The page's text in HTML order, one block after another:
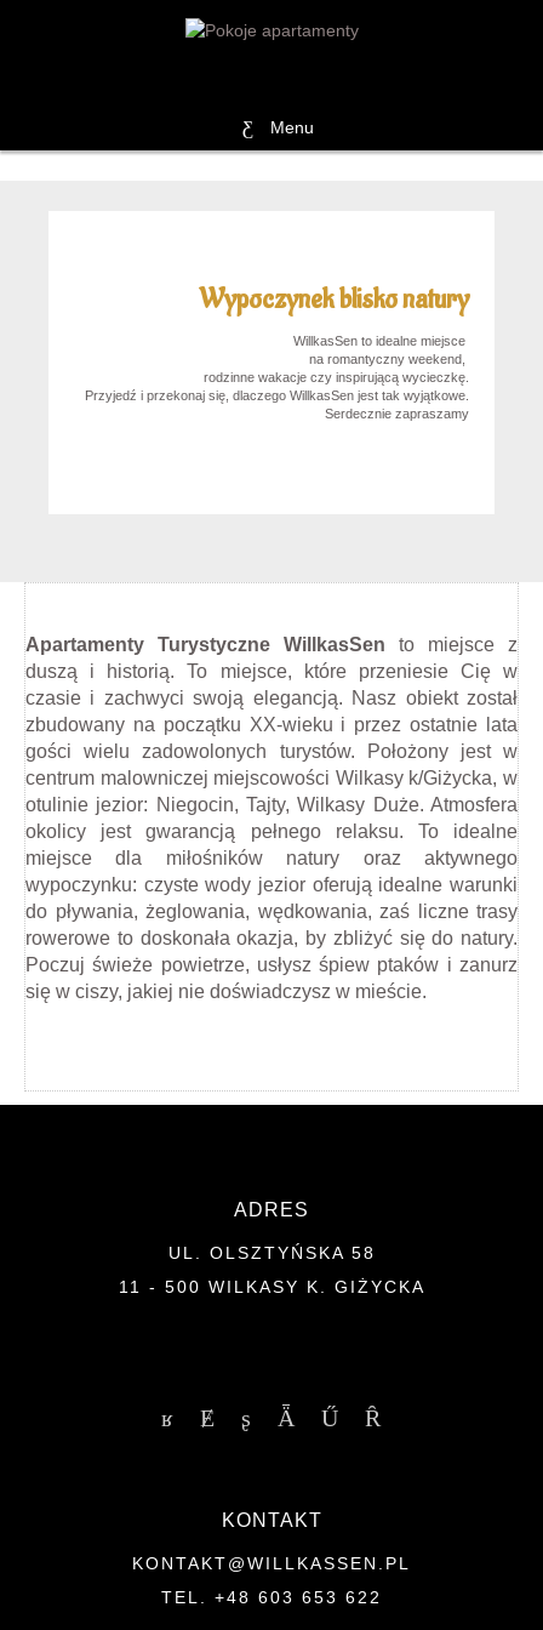
Menu
Wypoczynek blisko natury
WillkasSen to idealne miejsce
na romantyczny weekend,
rodzinne wakacje czy inspirującą wycieczkę.
Przyjedź i przekonaj się, dlaczego WillkasSen jest tak wyjątkowe.
Serdecznie zapraszamy
Apartamenty Turystyczne WillkasSen to miejsce z
duszą i historią. To miejsce, które przeniesie Cię w
czasie i zachwyci swoją elegancją. Nasz obiekt został
zbudowany na początku XX-wieku i przez ostatnie lata
gości wielu zadowolonych turystów.
Położony jest w
centrum malowniczej miejscowości Wilkasy k/Giżycka, w
otulinie jezior: Niegocin, Tajty, Wilkasy Duże. Atmosfera
okolicy jest gwarancją pełnego relaksu. To idealne
miejsce dla miłośników natury oraz aktywnego
wypoczynku: czyste wody jezior oferują idealne warunki
do pływania, żeglowania, wędkowania, zaś liczne trasy
rowerowe to doskonała okazja, by zbliżyć się do natury.
Poczuj świeże powietrze, usłysz śpiew ptaków i zanurz
się w ciszy, jakiej nie doświadczysz w mieście.
ADRES
UL. OLSZTYŃSKA 58
11 - 500 WILKASY K. GIŻYCKA
KONTAKT
KONTAKT@WILLKASSEN.PL
TEL. +48 603 653 622